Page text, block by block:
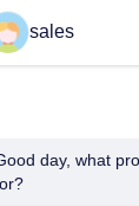
sales
day, what